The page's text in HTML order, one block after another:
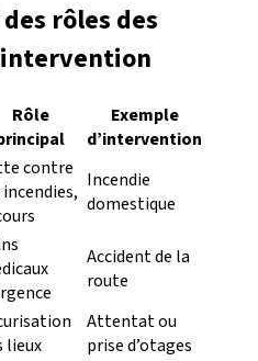
rôles des
intervention
Rôle
Exemple
d’intervention
contre
Incendie
domestique
Accident de la
route
lieux
Attentat ou
prise d’otages